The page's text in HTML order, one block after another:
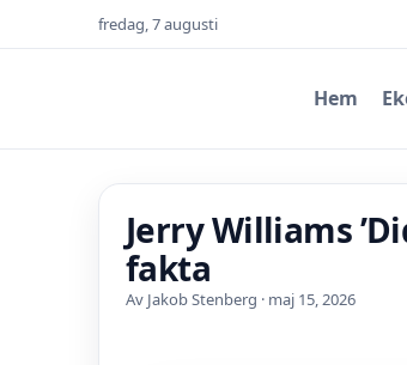
fredag, 7 augusti
Hem
Jerry Williams
fakta
Av Jakob Stenberg · maj 15, 2026